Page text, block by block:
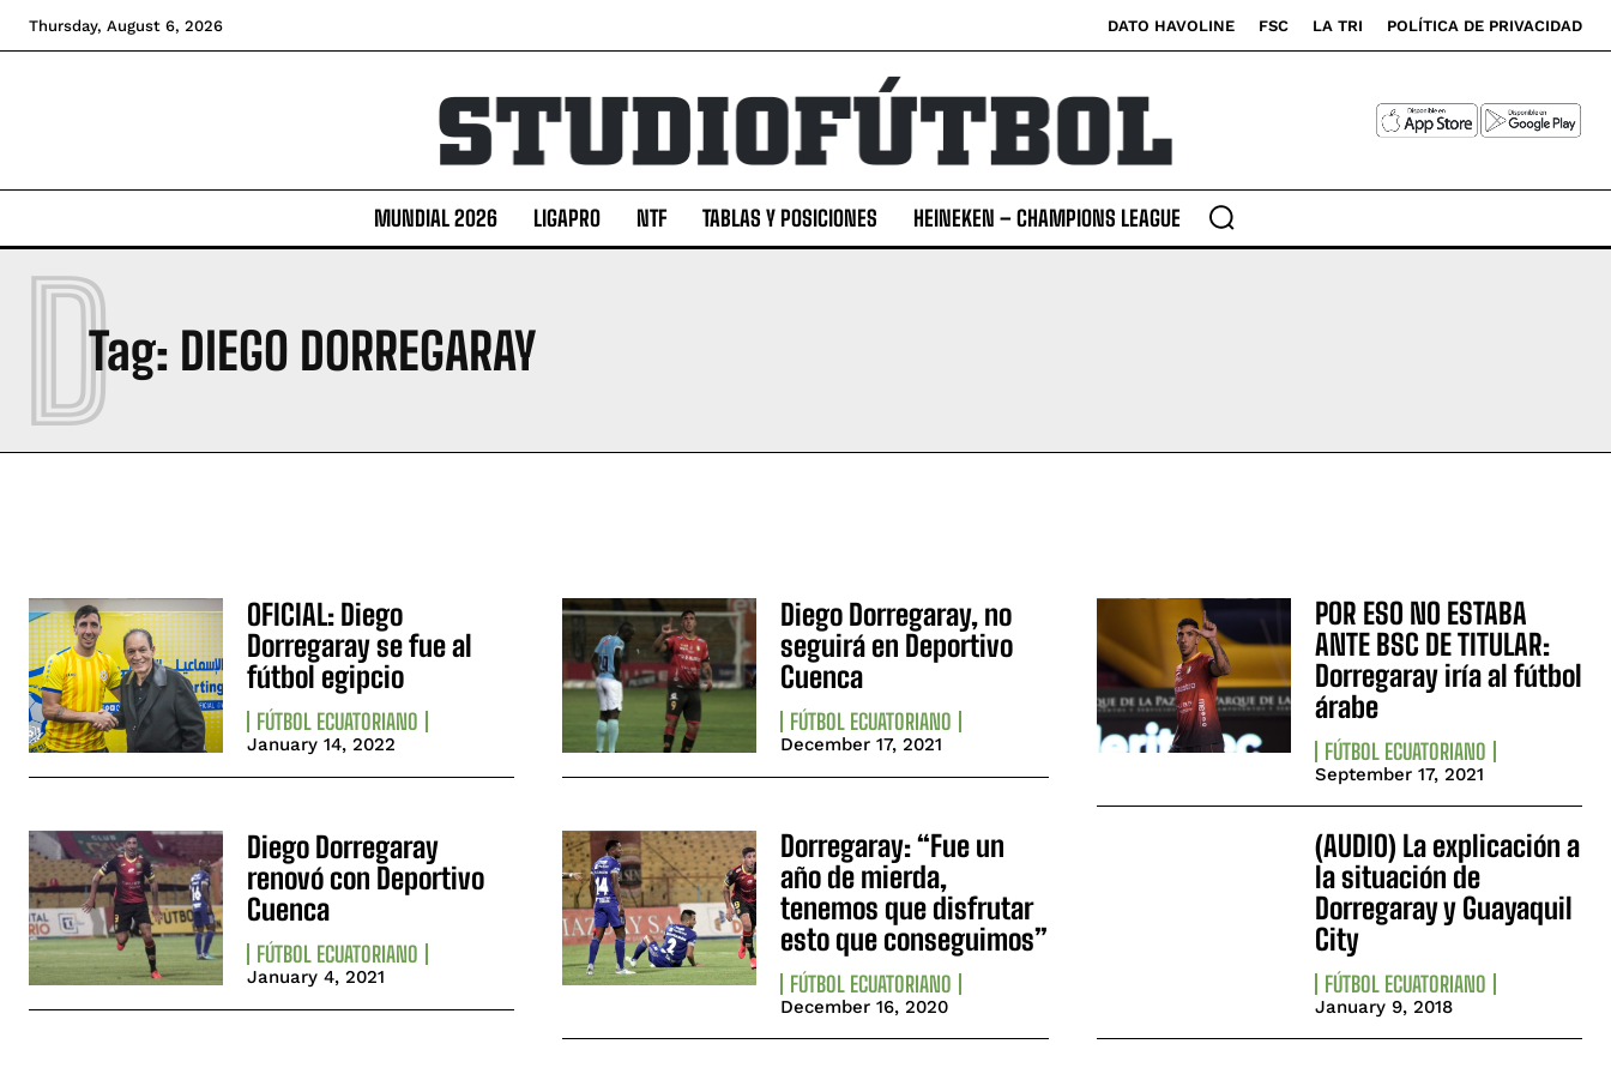
Thursday, August 6, 2026 DATO HAVOLINE FSC LA TRI POLÍTICA DE PRIVACIDAD
MUNDIAL 2026 LIGAPRO NTF TABLAS Y POSICIONES HEINEKEN – CHAMPIONS LEAGUE
Tag: DIEGO DORREGARAY
D
OFICIAL: Diego
Dorregaray se fue al
fútbol egipcio
FÚTBOL ECUATORIANO
January 14, 2022
Diego Dorregaray, no
seguirá en Deportivo
Cuenca
FÚTBOL ECUATORIANO
December 17, 2021
POR ESO NO ESTABA
ANTE BSC DE TITULAR:
Dorregaray iría al fútbol
árabe
FÚTBOL ECUATORIANO
September 17, 2021
Diego Dorregaray
renovó con Deportivo
Cuenca
FÚTBOL ECUATORIANO
January 4, 2021
Dorregaray: “Fue un
año de mierda,
tenemos que disfrutar
esto que conseguimos”
FÚTBOL ECUATORIANO
December 16, 2020
(AUDIO) La explicación a
la situación de
Dorregaray y Guayaquil
City
FÚTBOL ECUATORIANO
January 9, 2018